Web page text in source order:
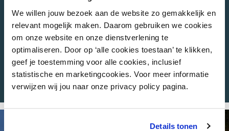
We willen jouw bezoek aan de website zo gemakkelijk en
relevant mogelijk maken. Daarom gebruiken we cookies
om onze website en onze dienstverlening te
optimaliseren. Door op ‘alle cookies toestaan’ te klikken,
geef je toestemming voor alle cookies, inclusief
statistische en marketingcookies. Voor meer informatie
verwijzen wij jou naar onze privacy policy pagina.
Details tonen
binnenstadsnormaal – Vijf concrete
aanbevelingen voor een vitale en duurzame
binnenstad
Een nieuwe toekomst voor het hart van Blerick
en Tegelen
Centrum tegelen – visie inrichting openbare
ruimte